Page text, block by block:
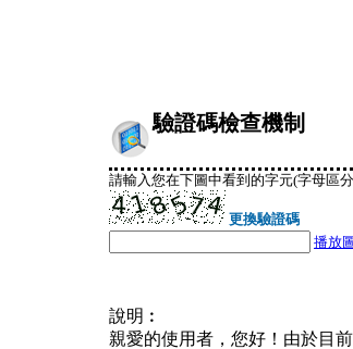
驗證碼檢查機制
請輸入您在下圖中看到的字元(字母區
更換驗證碼
播放
說明︰
親愛的使用者，您好！由於目